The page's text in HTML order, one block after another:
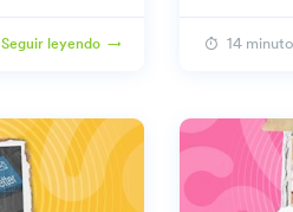
Seguir leyendo 14